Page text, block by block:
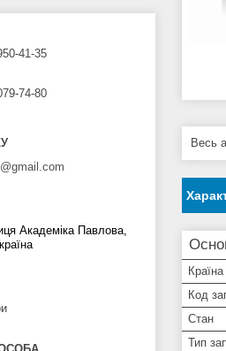
Весь
Код
Стан
Тип
41-35
74-80
Академіка Павлова,